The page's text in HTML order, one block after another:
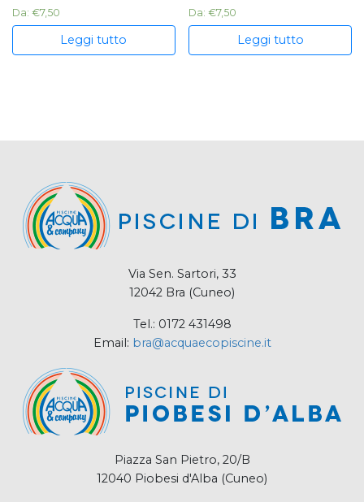
Da: €7,50
Leggi tutto
Da:€7,50
Leggi tutto
Via Sen. Sartori, 33
12042 Bra (Cuneo)
Tel.: 0172 431498
Email: bra@acquaecopiscine.it
Piazza San Pietro, 20/B
12040 Piobesi d'Alba (Cuneo)